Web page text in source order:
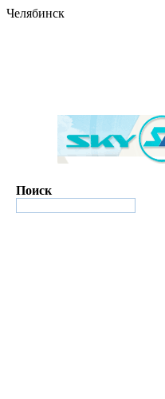
Челябинск
Поиск